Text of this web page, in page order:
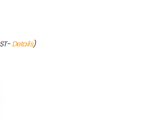
Details)